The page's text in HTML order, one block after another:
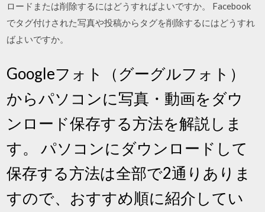
ロードまたは削除するにはどうすればよいですか。 Facebook
でタグ付けされた写真や投稿からタグを削除するにはどうすれ
ばよいですか。
Googleフォト（グーグルフォト）
からパソコンに写真・動画をダウ
ンロード保存する方法を解説しま
す。 パソコンにダウンロードして
保存する方法は全部で2通りありま
すので、おすすめ順に紹介してい